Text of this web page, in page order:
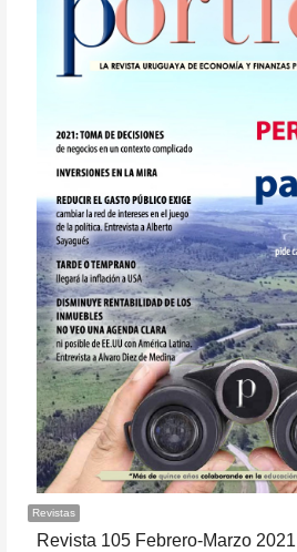
Revistas
Revista 105 Febrero-Marzo 2021